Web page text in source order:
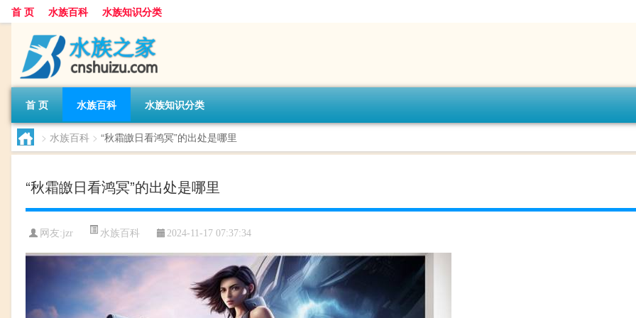
首 页 水族百科 水族知识分类
首 页 水族百科 水族知识分类
> 水族百科 > “秋霜皦日看鸿冥”的出处是哪里
“秋霜皦日看鸿冥”的出处是哪里
网友:jzr 水族百科 2024-11-17 07:37:34